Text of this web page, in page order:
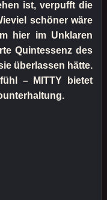
ist, verpufft die
schöner wäre
hier im Unklaren
Quintessenz des
überlassen hätte.
– MITTY bietet